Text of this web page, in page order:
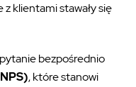
z klientami stawały się
bezpośrednio
, które stanowi